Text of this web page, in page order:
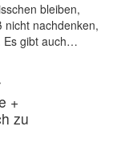
bleiben,
nicht nachdenken,
Es gibt auch…
+
zu